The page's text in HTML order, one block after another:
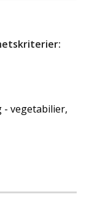
vegetabilier,